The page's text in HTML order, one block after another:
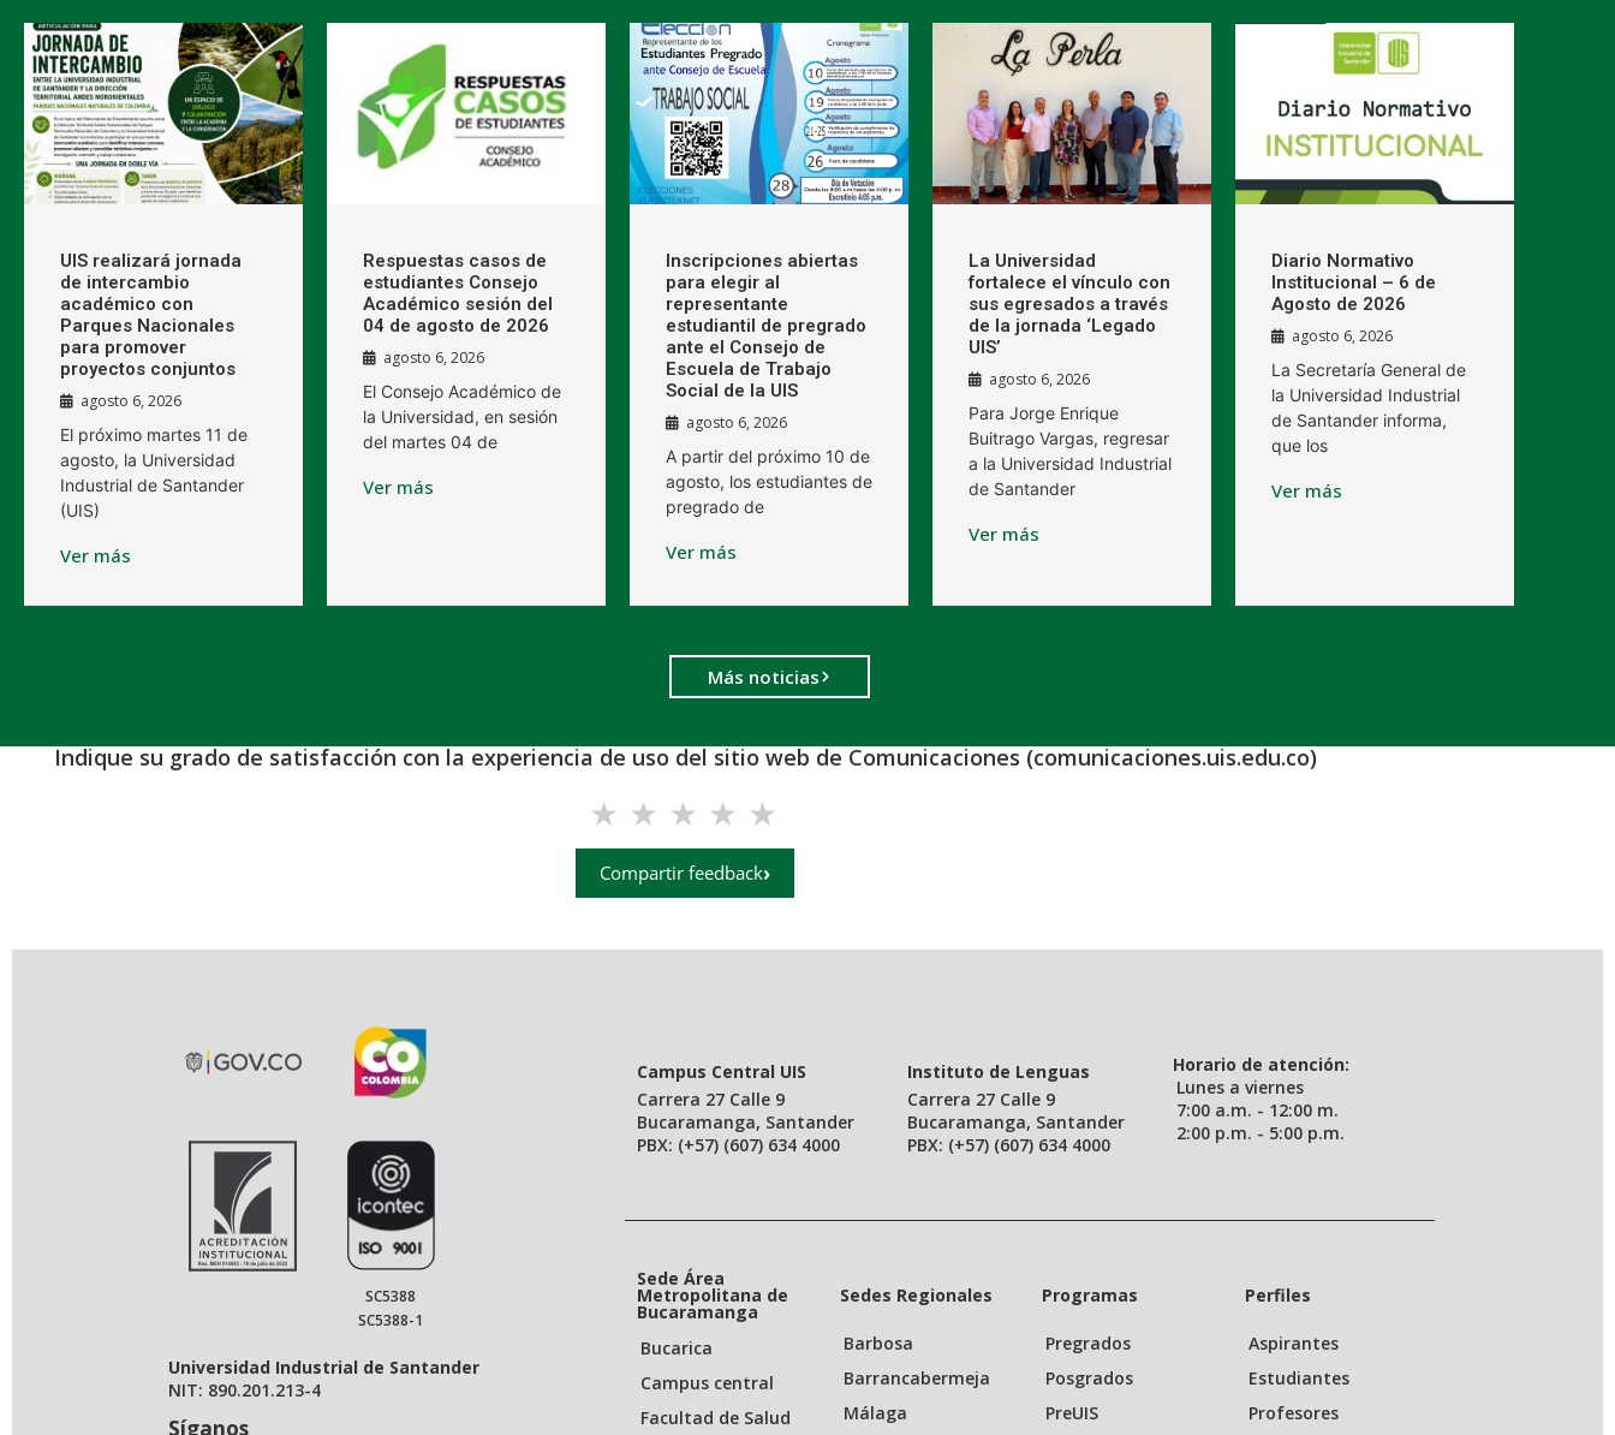
UIS realizará jornada
de intercambio
académico con
Parques Nacionales
para promover
proyectos conjuntos
agosto 6, 2026
El próximo martes 11 de
agosto, la Universidad
Industrial de Santander
(UIS)
Ver más
Respuestas casos de
estudiantes Consejo
Académico sesión del
04 de agosto de 2026
agosto 6, 2026
El Consejo Académico de
la Universidad, en sesión
del martes 04 de
Ver más
Inscripciones abiertas
para elegir al
representante
estudiantil de pregrado
ante el Consejo de
Escuela de Trabajo
Social de la UIS
agosto 6, 2026
A partir del próximo 10 de
agosto, los estudiantes de
pregrado de
Ver más
La Universidad
fortalece el vínculo con
sus egresados a través
de la jornada ‘Legado
UIS’
agosto 6, 2026
Para Jorge Enrique
Buitrago Vargas, regresar
a la Universidad Industrial
de Santander
Ver más
Diario Normativo
Institucional – 6 de
Agosto de 2026
agosto 6, 2026
La Secretaría General de
la Universidad Industrial
de Santander informa,
que los
Ver más
Más noticias
Indique su grado de satisfacción con la experiencia de uso del sitio web de Comunicaciones (comunicaciones.uis.edu.co)